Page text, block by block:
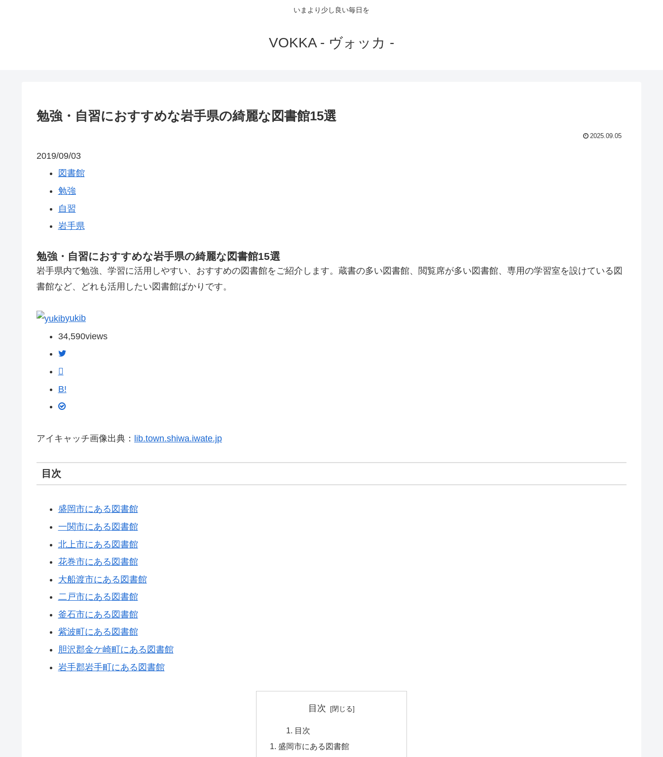
いまより少し良い毎日を
VOKKA - ヴォッカ -
勉強・自習におすすめな岩手県の綺麗な図書館15選
2025.09.05
2019/09/03
図書館
勉強
自習
岩手県
勉強・自習におすすめな岩手県の綺麗な図書館15選
岩手県内で勉強、学習に活用しやすい、おすすめの図書館をご紹介します。蔵書の多い図書館、閲覧席が多い図書館、専用の学習室を設けている図
書館など、どれも活用したい図書館ばかりです。
yukib
34,590views
B!
アイキャッチ画像出典： lib.town.shiwa.iwate.jp
目次
盛岡市にある図書館
一関市にある図書館
北上市にある図書館
花巻市にある図書館
大船渡市にある図書館
二戸市にある図書館
釜石市にある図書館
紫波町にある図書館
胆沢郡金ケ崎町にある図書館
岩手郡岩手町にある図書館
目次
目次
盛岡市にある図書館